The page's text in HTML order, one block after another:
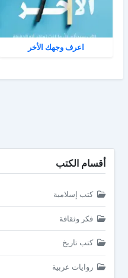
اعرف وجهك الأخر
أقسام الكتب
كتب إسلامية
فكر وثقافة
كتب تاريخ
روايات عربية